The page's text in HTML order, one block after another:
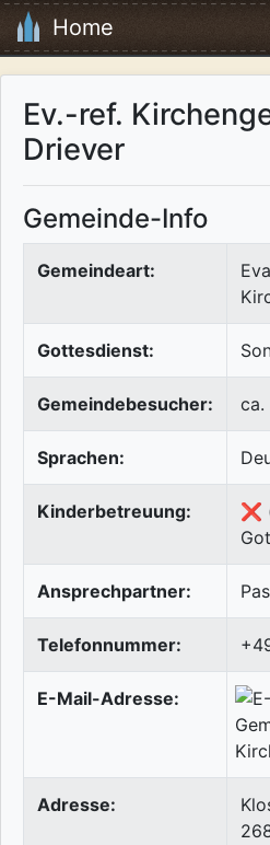
Home
Ev.-ref.
Driever
Gemeinde-Info
Gemeindeart:
Gottesdienst:
Gemeindebesucher: ca.
Sprachen:
Kinderbetreuung:
❌
Ansprechpartner:
Telefonnummer:
E-Mail-Adresse:
Adresse: